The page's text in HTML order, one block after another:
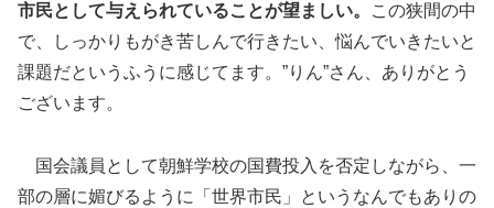
市民として与えられていることが望ましい。
この狭間の中
で、しっかりもがき苦しんで行きたい、悩んでいきたいと
課題だというふうに感じてます。”りん”さん、ありがとう
ございます。
国会議員として朝鮮学校の国費投入を否定しながら、一
部の層に媚びるように「世界市民」というなんでもありの